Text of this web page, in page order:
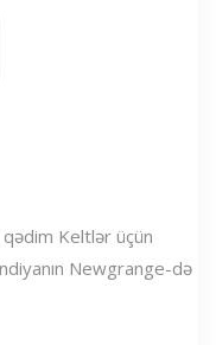
qədim Keltlər üçün
Newgrange-də